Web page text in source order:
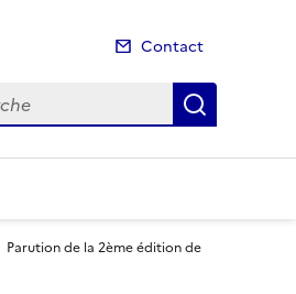
Contact
Parution de la 2ème édition de